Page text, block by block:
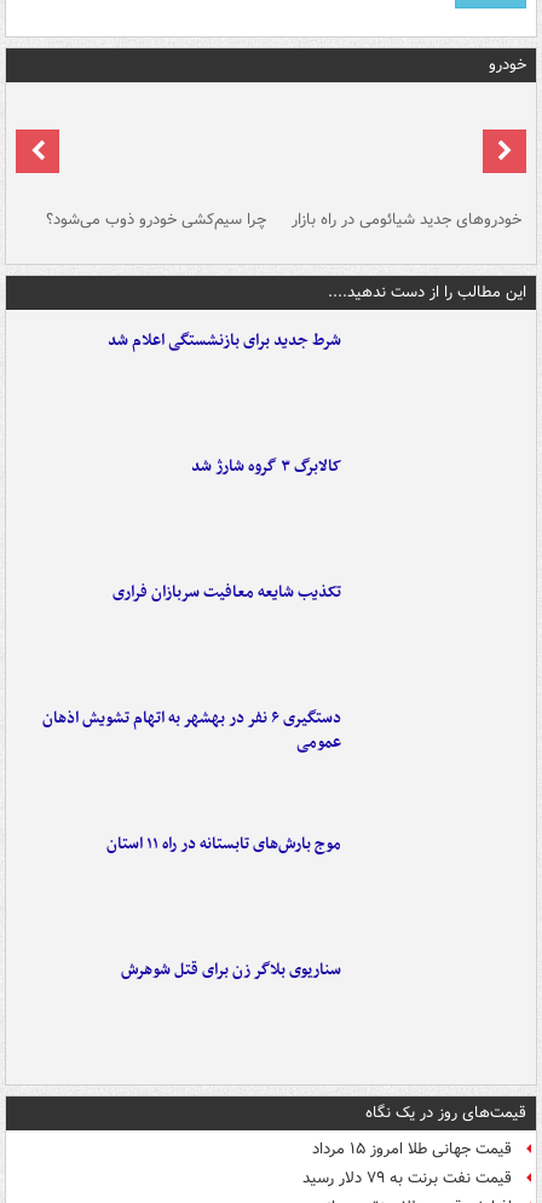
خودرو
خودروهای جدید شیائومی در راه بازار چرا سیم‌کشی خودرو ذوب می‌شود؟
این مطالب را از دست ندهید....
شرط جدید برای بازنشستگی اعلام شد
کالابرگ ۳ گروه شارژ شد
تکذیب شایعه معافیت سربازان فراری
دستگیری ۶ نفر در بهشهر به اتهام تشویش اذهان
عمومی
موج بارش‌های تابستانه در راه ۱۱ استان
سناریوی بلاگر زن برای قتل شوهرش
قیمت‌های روز در یک نگاه
قیمت جهانی طلا امروز ۱۵ مرداد
قیمت نفت برنت به ۷۹ دلار رسید